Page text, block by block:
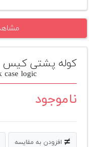
پلاس
افزودن
دست
دوم
دوربین
کوله پشتی کیس
case logic
ناموجود
افزودن به مقایسه